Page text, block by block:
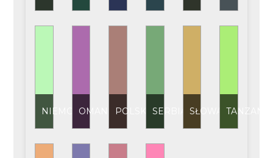
NIEMCY OMAN POLSKASERBIA SŁOWACJATANZANIA